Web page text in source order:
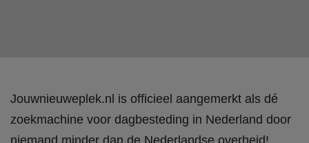
Jouwnieuweplek.nl is officieel aangemerkt als dé
zoekmachine voor dagbesteding in Nederland door
niemand minder dan de Nederlandse overheid!